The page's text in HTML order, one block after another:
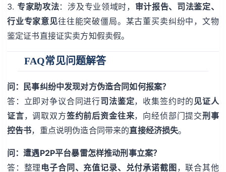
3. 专家助攻法：涉及专业领域时， 审计报告、司法鉴定、
行业专家意见往往能突破僵局。某古董买卖纠纷中，文物
鉴定证书直接证实卖方知假卖假。
FAQ常见问题解答
问：民事纠纷中发现对方伪造合同如何报案？
答：立即对争议合同进行司法鉴定，收集签约时的 见证人
证言，调取双方签约前后资金往来，向经侦部门提交刑事
控告书，重点说明伪造合同带来的直接经济损失。
问：遭遇P2P平台暴雷怎样推动刑事立案？
答：整理 电子合同、充值记录、兑付承诺截图 ，联合其他